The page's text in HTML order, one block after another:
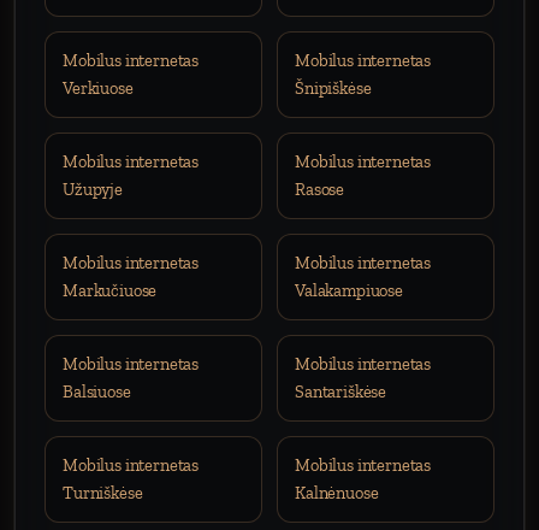
Mobilus internetas
Verkiuose
Mobilus internetas
Šnipiškėse
Mobilus internetas
Užupyje
Mobilus internetas
Rasose
Mobilus internetas
Markučiuose
Mobilus internetas
Valakampiuose
Mobilus internetas
Balsiuose
Mobilus internetas
Santariškėse
Mobilus internetas
Turniškėse
Mobilus internetas
Kalnėnuose